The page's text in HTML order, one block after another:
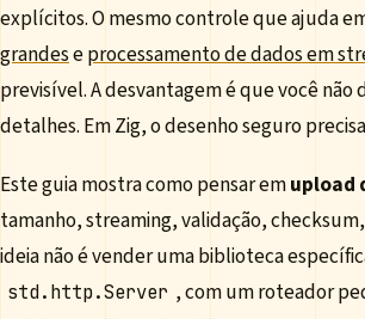
explícitos. O mesmo controle que ajuda
grandeseprocessamento de dados em
previsível. A desvantagem é que você
detalhes. Em Zig, o desenho seguro
Este guia mostra como pensar emupload
tamanho, streaming, validação,
ideia não é vender uma biblioteca
std.http.Server , com um roteador